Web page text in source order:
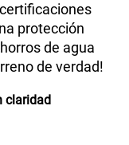
protección
de agua
de verdad!
claridad